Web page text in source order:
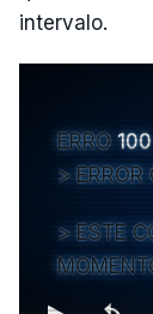
intervalo.
ERRO 100
ESTE